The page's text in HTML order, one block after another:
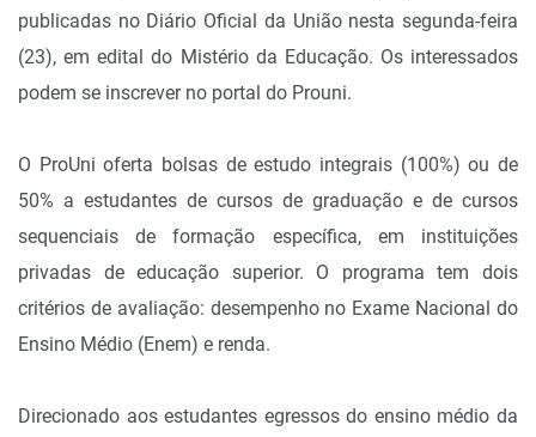
publicadas no Diário Oficial da União nesta segunda-feira
(23), em edital do Mistério da Educação. Os interessados
podem se inscrever no portal do Prouni.
O ProUni oferta bolsas de estudo integrais (100%) ou de
50% a estudantes de cursos de graduação e de cursos
sequenciais de formação específica, em instituições
privadas de educação superior. O programa tem dois
critérios de avaliação: desempenho no Exame Nacional do
Ensino Médio (Enem) e renda.
Direcionado aos estudantes egressos do ensino médio da